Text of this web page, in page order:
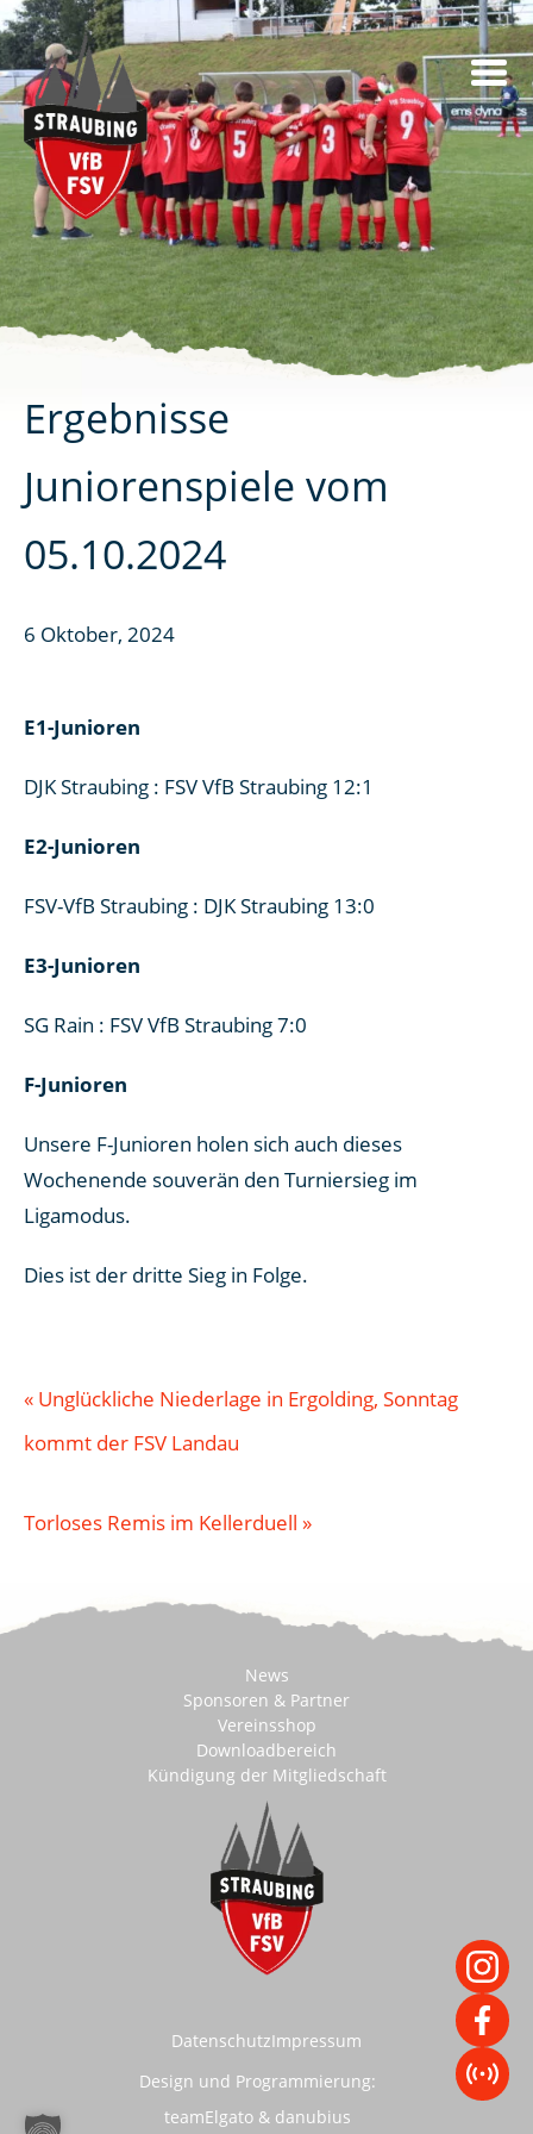
Skip
to
content
Ergebnisse
Juniorenspiele vom
05.10.2024
6 Oktober, 2024
E1-Junioren
DJK Straubing : FSV VfB Straubing 12:1
E2-Junioren
FSV-VfB Straubing : DJK Straubing 13:0
E3-Junioren
SG Rain : FSV VfB Straubing 7:0
F-Junioren
Unsere F-Junioren holen sich auch dieses
Wochenende souverän den Turniersieg im
Ligamodus.
Dies ist der dritte Sieg in Folge.
« Unglückliche Niederlage in Ergolding, Sonntag
kommt der FSV Landau
Torloses Remis im Kellerduell »
News
Sponsoren & Partner
Vereinsshop
Downloadbereich
Kündigung der Mitgliedschaft
DatenschutzImpressum
Design und Programmierung:
teamElgato& danubius